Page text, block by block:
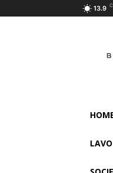
13.9 C